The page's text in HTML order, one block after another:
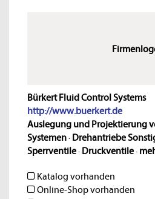
Bürkert Fluid Control Systems
http://www.buerkert.de
Auslegung und Projektierung
Systemen· Drehantriebe
Sperrventile· Druckventile·
Katalog vorhanden
Online-Shop vorhanden